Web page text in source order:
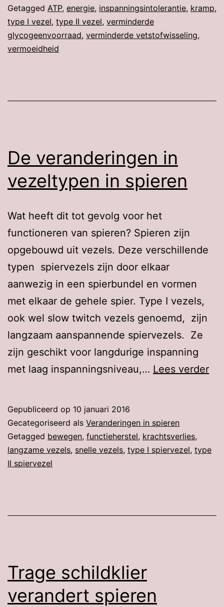
in
spieren
beïnvloed
Getagged ATP, energie, inspanningsintolerantie, kramp,
type I vezel, type II vezel, verminderde
glycogeenvoorraad, verminderde vetstofwisseling,
vermoeidheid
De veranderingen in
vezeltypen in spieren
Wat heeft dit tot gevolg voor het
functioneren van spieren? Spieren zijn
opgebouwd uit vezels. Deze verschillende
typen spiervezels zijn door elkaar
aanwezig in een spierbundel en vormen
met elkaar de gehele spier. Type I vezels,
ook wel slow twitch vezels genoemd, zijn
langzaam aanspannende spiervezels. Ze
zijn geschikt voor langdurige inspanning
met laag inspanningsniveau,… Lees verderDe
Gepubliceerd op 10 januari 2016
Gecategoriseerd als Veranderingen in spieren
Getagged bewegen, functieherstel, krachtsverlies,
langzame vezels, snelle vezels, type I spiervezel, type
II spiervezel
Trage schildklier
verandert spieren